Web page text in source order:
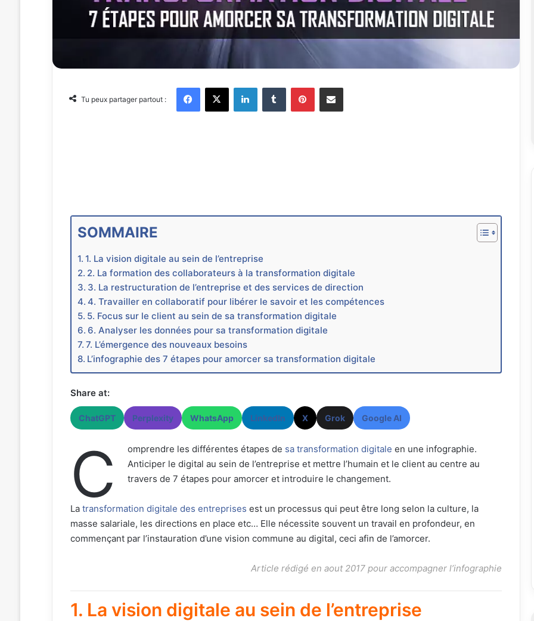
Tu peux partager partout :
Facebook X Linkedin Tumblr Pinterest Partager par email
SOMMAIRE
1. La vision digitale au sein de l’entreprise
2. La formation des collaborateurs à la transformation digitale
3. La restructuration de l’entreprise et des services de direction
4. Travailler en collaboratif pour libérer le savoir et les compétences
5. Focus sur le client au sein de sa transformation digitale
6. Analyser les données pour sa transformation digitale
7. L’émergence des nouveaux besoins
L’infographie des 7 étapes pour amorcer sa transformation digitale
Share at:
ChatGPT Perplexity WhatsApp LinkedIn X Grok Google AI
C omprendre les différentes étapes de sa transformation digitale en une infographie.
Anticiper le digital au sein de l’entreprise et mettre l’humain et le client au centre au
travers de 7 étapes pour amorcer et introduire le changement.
La transformation digitale des entreprises est un processus qui peut être long selon la culture, la
masse salariale, les directions en place etc… Elle nécessite souvent un travail en profondeur, en
commençant par l’instauration d’une vision commune au digital, ceci afin de l’amorcer.
Article rédigé en aout 2017 pour accompagner l’infographie
1. La vision digitale au sein de l’entreprise